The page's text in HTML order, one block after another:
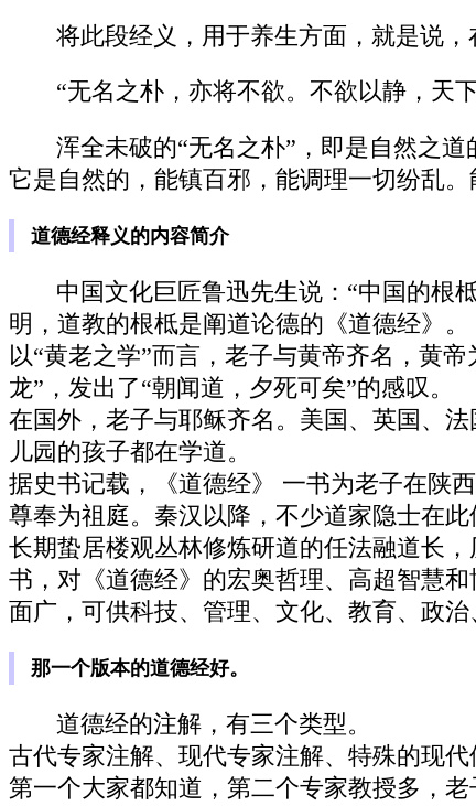
将此段经义，用于养生方面，就是说
“无名之朴，亦将不欲。不欲以静，天
浑全未破的“无名之朴”，即是自然之
它是自然的，能镇百邪，能调理一切纷乱
道德经释义的内容简介
中国文化巨匠鲁迅先生说：“中国的根
明，道教的根柢是阐道论德的《道德经》。
以“黄老之学”而言，老子与黄帝齐名，黄
龙”，发出了“朝闻道，夕死可矣”的感叹。
在国外，老子与耶稣齐名。美国、英国、
儿园的孩子都在学道。
据史书记载，《道德经》 一书为老子在陕
尊奉为祖庭。秦汉以降，不少道家隐士在此
长期蛰居楼观丛林修炼研道的任法融道长
书，对《道德经》的宏奥哲理、高超智慧
面广，可供科技、管理、文化、教育、政
那一个版本的道德经好。
道德经的注解，有三个类型。
古代专家注解、现代专家注解、特殊的现代
第一个大家都知道，第二个专家教授多，